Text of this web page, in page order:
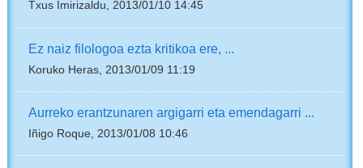
Txus Imirizaldu, 2013/01/10 14:45
Ez naiz filologoa ezta kritikoa ere, ...
Koruko Heras, 2013/01/09 11:19
Aurreko erantzunaren argigarri eta emendagarri ...
Iñigo Roque, 2013/01/08 10:46